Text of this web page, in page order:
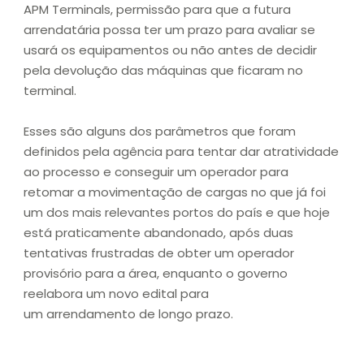
APM Terminals, permissão para que a futura
arrendatária possa ter um prazo para avaliar se
usará os equipamentos ou não antes de decidir
pela devolução das máquinas que ficaram no
terminal.
Esses são alguns dos parâmetros que foram
definidos pela agência para tentar dar atratividade
ao processo e conseguir um operador para
retomar a movimentação de cargas no que já foi
um dos mais relevantes portos do país e que hoje
está praticamente abandonado, após duas
tentativas frustradas de obter um operador
provisório para a área, enquanto o governo
reelabora um novo edital para
um arrendamento de longo prazo.